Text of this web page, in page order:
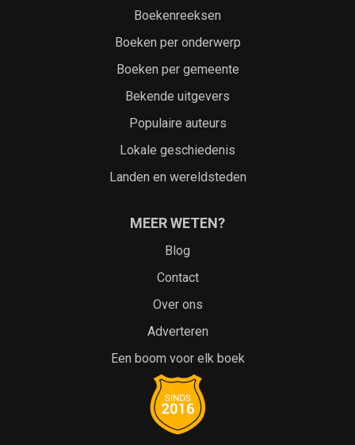
Boekenreeksen
Boeken per onderwerp
Boeken per gemeente
Bekende uitgevers
Populaire auteurs
Lokale geschiedenis
Landen en wereldsteden
MEER WETEN?
Blog
Contact
Over ons
Adverteren
Een boom voor elk boek